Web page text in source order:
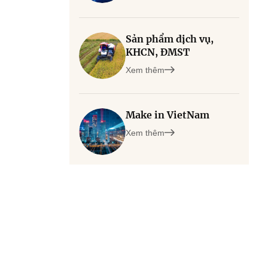
Sản phẩm dịch vụ,
KHCN, ĐMST
Xem thêm
Make in VietNam
Xem thêm